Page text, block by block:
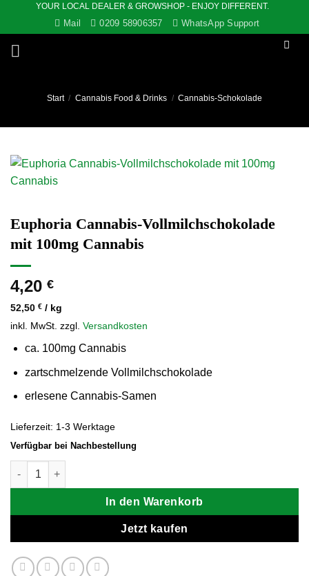
springen
YOUR LOCAL DEALER & GROWSHOP - ENJOY DIFFERENT.
Mail 0209 58906357 WhatsApp Support
Start / Cannabis Food & Drinks / Cannabis-Schokolade
Euphoria Cannabis-Vollmilchschokolade
mit 100mg Cannabis
4,20 €
52,50 € / kg
inkl. MwSt. zzgl. Versandkosten
ca. 100mg Cannabis
zartschmelzende Vollmilchschokolade
erlesene Cannabis-Samen
Lieferzeit: 1-3 Werktage
Verfügbar bei Nachbestellung
Euphoria Cannabis-Vollmilchschokolade mit 100mg Cannabis
In den Warenkorb
Jetzt kaufen